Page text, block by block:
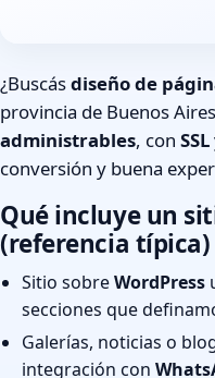
¿Buscásdiseño de
provincia de Buenos
administrables, con
conversión y buena
Qué incluye un
(referencia típica)
Sitio sobreWordPress
secciones que
Galerías, noticias o
integración con